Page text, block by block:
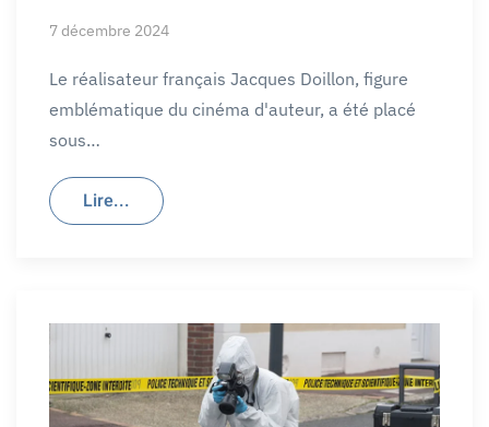
7 décembre 2024
Le réalisateur français Jacques Doillon, figure
emblématique du cinéma d'auteur, a été placé
sous…
Lire...